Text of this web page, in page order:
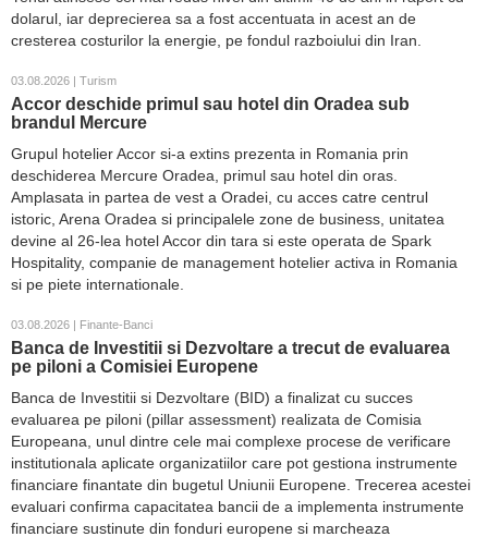
dolarul, iar deprecierea sa a fost accentuata in acest an de
cresterea costurilor la energie, pe fondul razboiului din Iran.
03.08.2026 | Turism
Accor deschide primul sau hotel din Oradea sub
brandul Mercure
Grupul hotelier Accor si-a extins prezenta in Romania prin
deschiderea Mercure Oradea, primul sau hotel din oras.
Amplasata in partea de vest a Oradei, cu acces catre centrul
istoric, Arena Oradea si principalele zone de business, unitatea
devine al 26-lea hotel Accor din tara si este operata de Spark
Hospitality, companie de management hotelier activa in Romania
si pe piete internationale.
03.08.2026 | Finante-Banci
Banca de Investitii si Dezvoltare a trecut de evaluarea
pe piloni a Comisiei Europene
Banca de Investitii si Dezvoltare (BID) a finalizat cu succes
evaluarea pe piloni (pillar assessment) realizata de Comisia
Europeana, unul dintre cele mai complexe procese de verificare
institutionala aplicate organizatiilor care pot gestiona instrumente
financiare finantate din bugetul Uniunii Europene. Trecerea acestei
evaluari confirma capacitatea bancii de a implementa instrumente
financiare sustinute din fonduri europene si marcheaza